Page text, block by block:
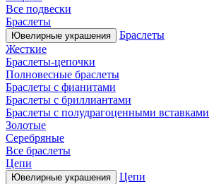
Все подвески
Браслеты
Ювелирные украшения
Браслеты
Жесткие
Браслеты-цепочки
Полновесные браслеты
Браслеты с фианитами
Браслеты с бриллиантами
Браслеты с полудрагоценными вставками
Золотые
Серебряные
Все браслеты
Цепи
Ювелирные украшения
Цепи